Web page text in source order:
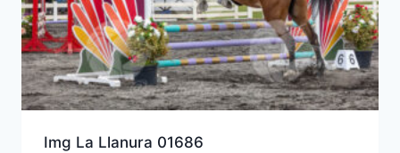
Img La Llanura 01686